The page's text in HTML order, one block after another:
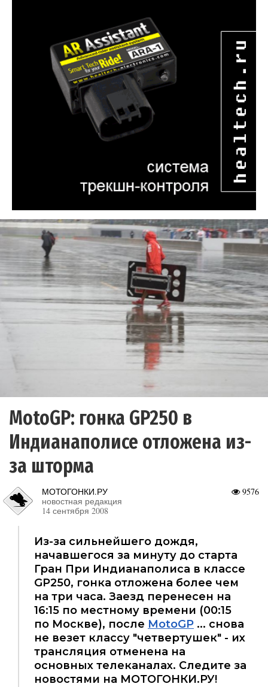
MotoGP: гонка GP250 в
Индианаполисе отложена из-
за шторма
9576
МОТОГОНКИ.РУ
новостная редакция
14 сентября 2008
Из-за сильнейшего дождя,
начавшегося за минуту до старта
Гран При Индианаполиса в классе
GP250, гонка отложена более чем
на три часа. Заезд перенесен на
16:15 по местному времени (00:15
по Москве), после MotoGP ... снова
не везет классу "четвертушек" - их
трансляция отменена на
основных телеканалах. Следите за
новостями на МОТОГОНКИ.РУ!